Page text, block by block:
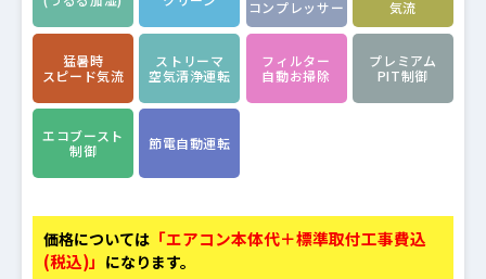
コンプレッサー
気流
猛暑時
スピード気流
ストリーマ
空気清浄運転
フィルター
自動お掃除
プレミアム
PIT制御
エコブースト
制御
節電自動運転
価格については 「エアコン本体代＋標準取付工事費込
(税込)」 になります。